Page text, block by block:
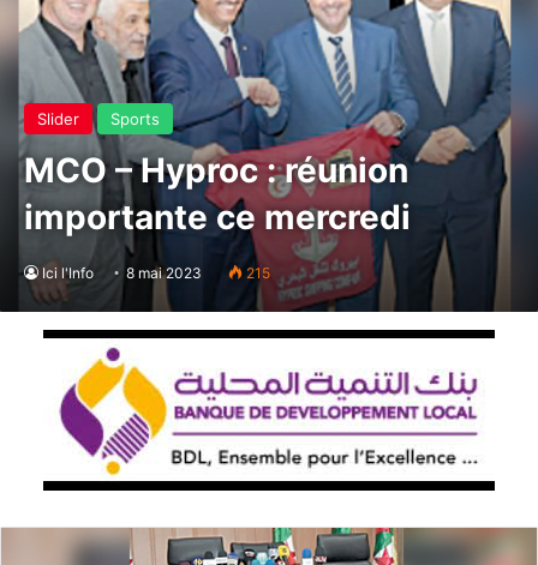
Slider Sports
MCO – Hyproc : réunion
importante ce mercredi
Ici l'Info 8 mai 2023 215